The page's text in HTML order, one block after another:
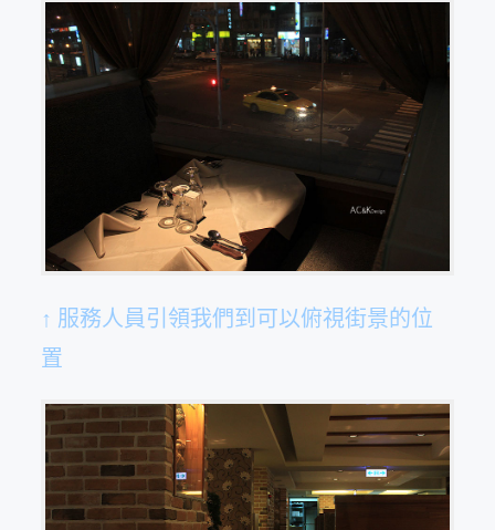
↑ 服務人員引領我們到可以俯視街景的位
置